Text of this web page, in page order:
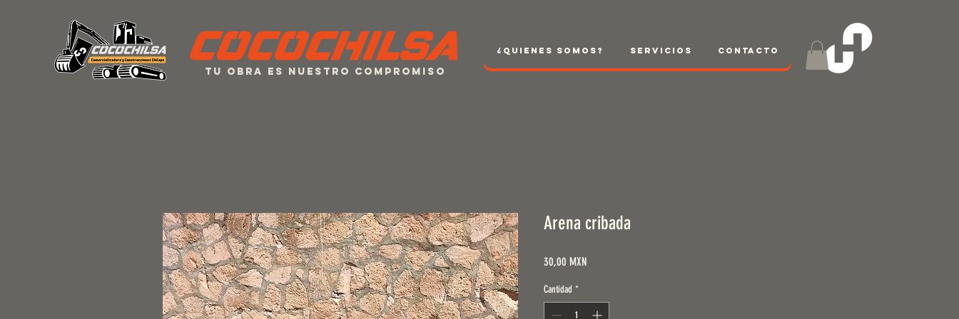
Tu obra es nuestro compromiso
¿Quienes Somos? Servicios Contacto
Arena cribada
30,00 MXNPrecio
Cantidad *